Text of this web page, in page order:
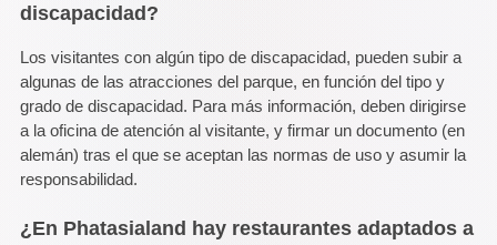
discapacidad?
Los visitantes con algún tipo de discapacidad, pueden subir a
algunas de las atracciones del parque, en función del tipo y
grado de discapacidad. Para más información, deben dirigirse
a la oficina de atención al visitante, y firmar un documento (en
alemán) tras el que se aceptan las normas de uso y asumir la
responsabilidad.
¿En Phatasialand hay restaurantes adaptados a